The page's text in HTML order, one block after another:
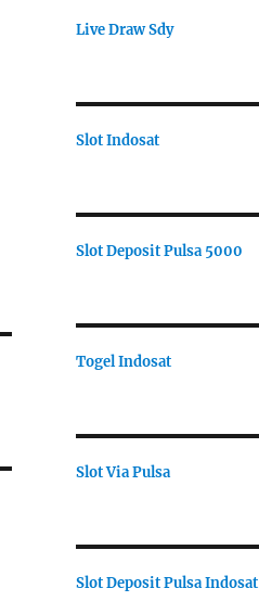
Live Draw Sdy
Slot Indosat
Slot Deposit Pulsa 5000
Togel Indosat
Slot Via Pulsa
Slot Deposit Pulsa Indosat